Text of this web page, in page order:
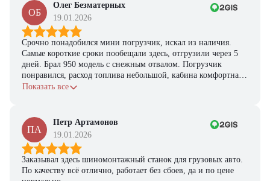
ОБ
Олег Безматерных
19.01.2026
Срочно понадобился мини погрузчик, искал из наличия.
Самые короткие сроки пообещали здесь, отгрузили через 5
дней. Брал 950 модель с снежным отвалом. Погрузчик
понравился, расход топлива небольшой, кабина комфортная,
с задачами справляется.
Показать все
ПА
Петр Артамонов
19.01.2026
Заказывал здесь шиномонтажный станок для грузовых авто.
По качеству всё отлично, работает без сбоев, да и по цене